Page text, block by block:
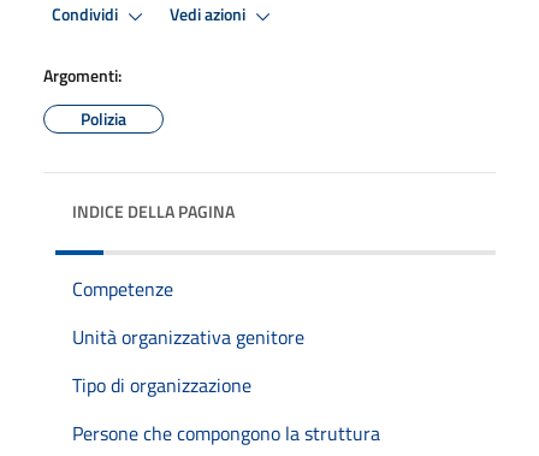
Condividi Vedi azioni
Argomenti:
Polizia
INDICE DELLA PAGINA
Competenze
Unità organizzativa genitore
Tipo di organizzazione
Persone che compongono la struttura